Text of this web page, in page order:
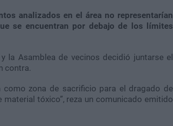
analizados en el área no representarían
se encuentran por debajo de los límites
la Asamblea de vecinos decidió juntarse el
contra.
como zona de sacrificio para el dragado de
tóxico”, reza un comunicado emitido